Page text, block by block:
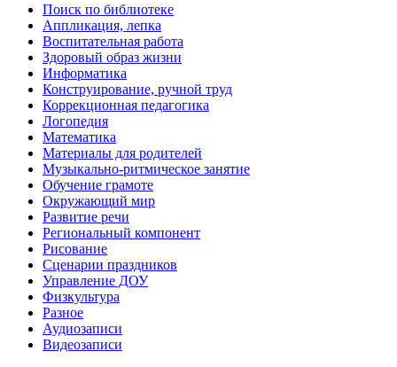
Поиск по библиотеке
Аппликация, лепка
Воспитательная работа
Здоровый образ жизни
Информатика
Конструирование, ручной труд
Коррекционная педагогика
Логопедия
Математика
Материалы для родителей
Музыкально-ритмическое занятие
Обучение грамоте
Окружающий мир
Развитие речи
Региональный компонент
Рисование
Сценарии праздников
Управление ДОУ
Физкультура
Разное
Аудиозаписи
Видеозаписи